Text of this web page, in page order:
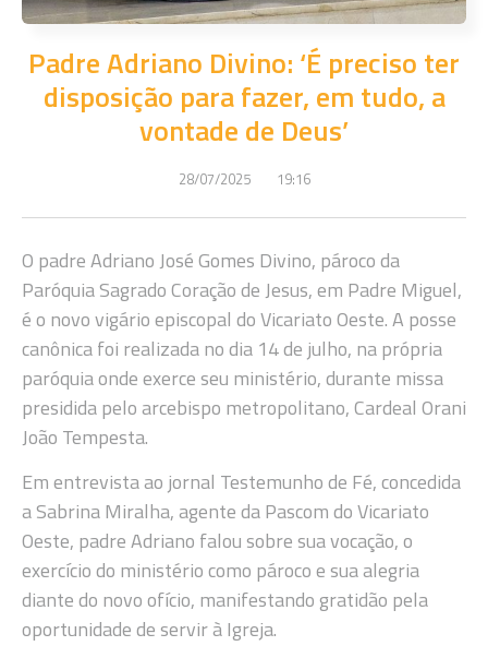
Padre Adriano Divino: ‘É preciso ter
disposição para fazer, em tudo, a
vontade de Deus’
28/07/2025 19:16
O padre Adriano José Gomes Divino, pároco da
Paróquia Sagrado Coração de Jesus, em Padre Miguel,
é o novo vigário episcopal do Vicariato Oeste. A posse
canônica foi realizada no dia 14 de julho, na própria
paróquia onde exerce seu ministério, durante missa
presidida pelo arcebispo metropolitano, Cardeal Orani
João Tempesta.
Em entrevista ao jornal Testemunho de Fé, concedida
a Sabrina Miralha, agente da Pascom do Vicariato
Oeste, padre Adriano falou sobre sua vocação, o
exercício do ministério como pároco e sua alegria
diante do novo ofício, manifestando gratidão pela
oportunidade de servir à Igreja.